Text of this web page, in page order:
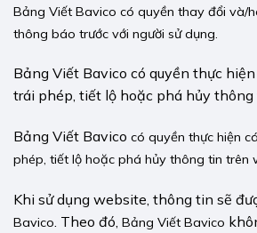
Bảng Viết Bavico có quyền thay đổi và/
thông báo trước với người sử dụng.
Bảng Viết Bavico có quyền thực
trái phép, tiết lộ hoặc phá hủy thông
Bảng Viết Bavico có quyền thực hiện
phép, tiết lộ hoặc phá hủy thông tin trên
Khi sử dụng website, thông tin sẽ
Bavico . Theo đó, Bảng Viết Bavico